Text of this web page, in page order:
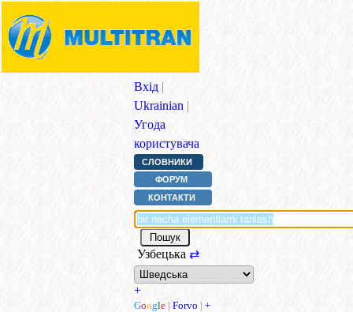
Вхід |
Ukrainian |
Угода
користувача
СЛОВНИКИ
ФОРУМ
КОНТАКТИ
Узбецька ⇄
+
Google | Forvo | +